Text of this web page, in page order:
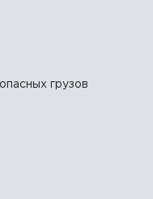
грузов